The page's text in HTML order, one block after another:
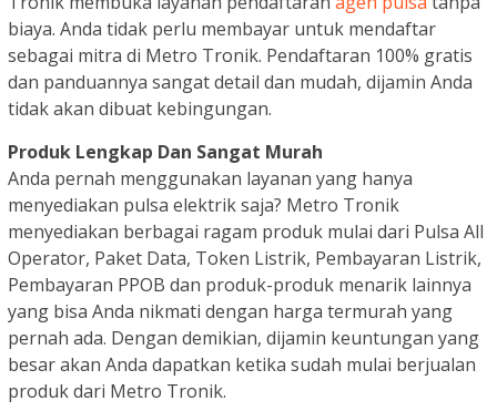
biaya. Anda tidak perlu membayar untuk mendaftar
sebagai mitra di Metro Tronik. Pendaftaran 100% gratis
dan panduannya sangat detail dan mudah, dijamin Anda
tidak akan dibuat kebingungan.
Produk Lengkap Dan Sangat Murah
Anda pernah menggunakan layanan yang hanya
menyediakan pulsa elektrik saja? Metro Tronik
menyediakan berbagai ragam produk mulai dari Pulsa All
Operator, Paket Data, Token Listrik, Pembayaran Listrik,
Pembayaran PPOB dan produk-produk menarik lainnya
yang bisa Anda nikmati dengan harga termurah yang
pernah ada. Dengan demikian, dijamin keuntungan yang
besar akan Anda dapatkan ketika sudah mulai berjualan
produk dari Metro Tronik.